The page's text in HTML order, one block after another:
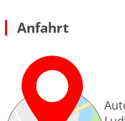
Anfahrt